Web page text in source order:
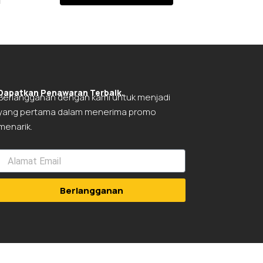
Penawaran Terbaik.
dengan kami untuk menjadi
pertama dalam menerima promo
Berlangganan